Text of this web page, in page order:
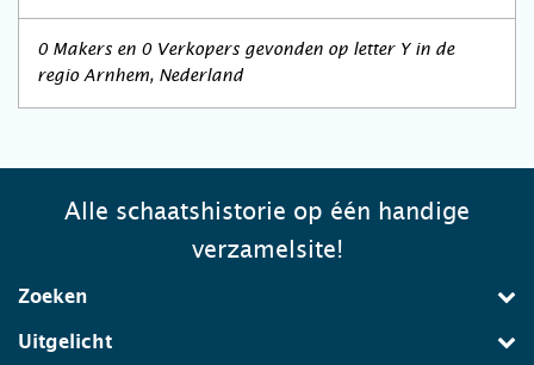
0 Makers en 0 Verkopers gevonden op letter Y in de
regio Arnhem, Nederland
Alle schaatshistorie op één handige
verzamelsite!
Zoeken
Uitgelicht